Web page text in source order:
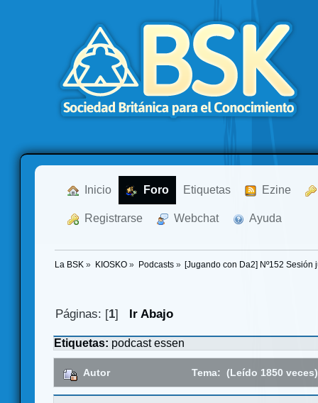
Inicio Foro Etiquetas Ezine
Registrarse Webchat Ayuda
La BSK » KIOSKO» Podcasts» [Jugando con Da2] Nº152 Sesión
Páginas: [1] Ir Abajo
Etiquetas: podcast essen
Autor Tema: (Leído 1850 veces)